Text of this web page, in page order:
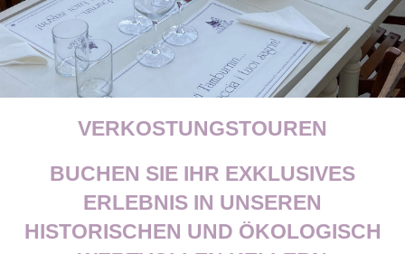
VERKOSTUNGSTOUREN
BUCHEN SIE IHR EXKLUSIVES
ERLEBNIS IN UNSEREN
HISTORISCHEN UND ÖKOLOGISCH